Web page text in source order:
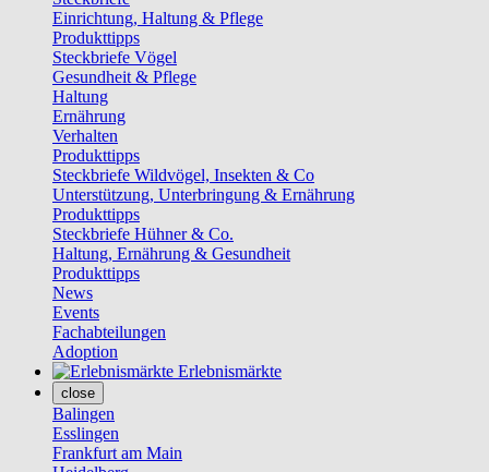
Einrichtung, Haltung & Pflege
Produkttipps
Steckbriefe Vögel
Gesundheit & Pflege
Haltung
Ernährung
Verhalten
Produkttipps
Steckbriefe Wildvögel, Insekten & Co
Unterstützung, Unterbringung & Ernährung
Produkttipps
Steckbriefe Hühner & Co.
Haltung, Ernährung & Gesundheit
Produkttipps
News
Events
Fachabteilungen
Adoption
Erlebnismärkte
close
Balingen
Esslingen
Frankfurt am Main